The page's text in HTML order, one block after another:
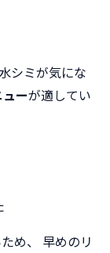
シミが気にな
ーが適してい
め、 早めのリ